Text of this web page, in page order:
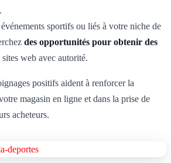
sportifs ou liés à votre niche de
des opportunités pour obtenir des
sites web avec autorité.
positifs aident à renforcer la
magasin en ligne et dans la prise de
acheteurs.